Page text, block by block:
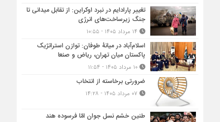
تغییر پارادایم در نبرد اوکراین: از تقابل میدانی تا
جنگ زیرساخت‌های انرژی
اسلام‌آباد در میانۀ طوفان: توازن استراتژیک
پاکستان میان تهران، ریاض و صنعا
۱۰ مرداد ۱۴۰۵ - ۱۱:۵۴
ضرورتی برخاسته از انتخاب
طنین خشم نسل جوان امّا فرسوده هند